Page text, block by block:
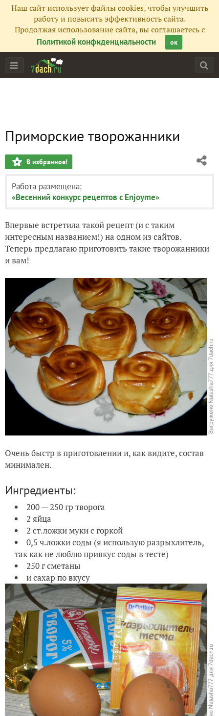
Наш сайт использует файлы cookies, чтобы улучшить
работу и повысить эффективность сайта.
Продолжая использование сайта, вы соглашаетесь с
Политикой конфиденциальности
ок
Приморские творожанники
В избранное!
Работа размещена:
«Весенний конкурс рецептов с Enjoyme»
Впервые встретила такой рецепт (и с таким
интересным названием!) на одном из сайтов.
Теперь предлагаю приготовить такие творожанники
и вам!
Очень быстр в приготовлении и, как видите, состав
минимален.
Ингредиенты:
200 — 250 гр творога
2 яйца
2 ст.ложки муки с горкой
0,5 ч.ложки соды (я использую разрыхлитель,
так как не люблю привкус соды в тесте)
250 г сметаны
и сахар по вкусу